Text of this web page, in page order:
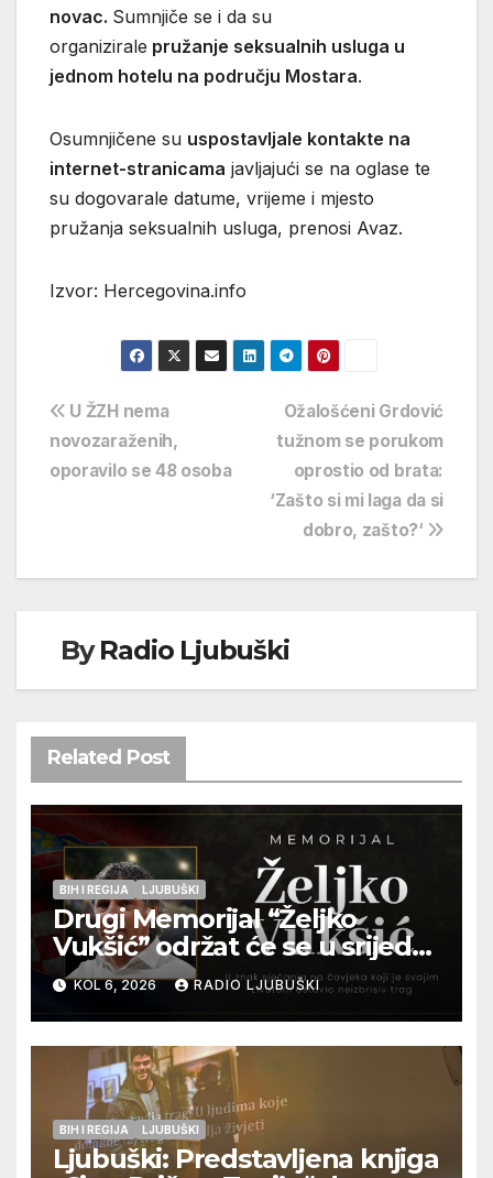
novac. Sumnjiče se i da su
organizirale pružanje seksualnih usluga u
jednom hotelu na području Mostara.
Osumnjičene su uspostavljale kontakte na
internet-stranicama javljajući se na oglase te
su dogovarale datume, vrijeme i mjesto
pružanja seksualnih usluga, prenosi Avaz.
Izvor: Hercegovina.info
Navigacija
objava
Ožalošćeni Grdović
tužnom se porukom
oprostio od brata:
‘Zašto si mi laga da si
dobro, zašto?‘
U ŽZH nema
novozaraženih,
oporavilo se 48 osoba
ByRadio Ljubuški
Related Post
BIH I REGIJA LJUBUŠKI
Drugi Memorijal “Željko
Vukšić” održat će se u srijedu
12. kolovoza u Otoku
KOL 6, 2026 RADIO LJUBUŠKI
BIH I REGIJA LJUBUŠKI
Ljubuški: Predstavljena knjiga